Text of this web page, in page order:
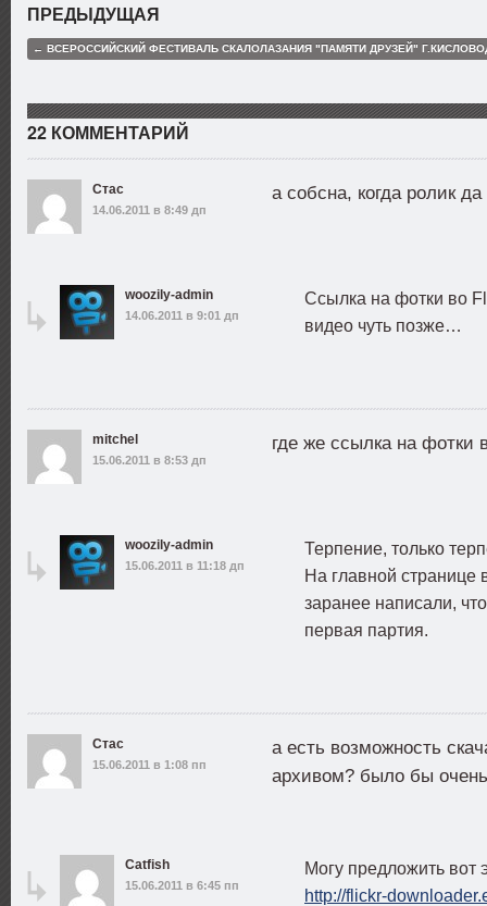
ПРЕДЫДУЩАЯ
← ВСЕРОССИЙСКИЙ ФЕСТИВАЛЬ СКАЛОЛАЗАНИЯ "ПАМЯТИ ДРУЗЕЙ"
22 КОММЕНТАРИЙ
Стас
14.06.2011 в 8:49 дп
а собсна, когда ролик
woozily-admin
14.06.2011 в 9:01 дп
Ссылка на фотки во
видео чуть позже…
mitchel
15.06.2011 в 8:53 дп
где же ссылка на фотки
woozily-admin
15.06.2011 в 11:18 дп
Терпение, только
На главной странице
заранее написали,
первая партия.
Стас
15.06.2011 в 1:08 пп
а есть возможность
архивом? было бы
Catfish
15.06.2011 в 6:45 пп
Могу предложить вот
http://flickr-